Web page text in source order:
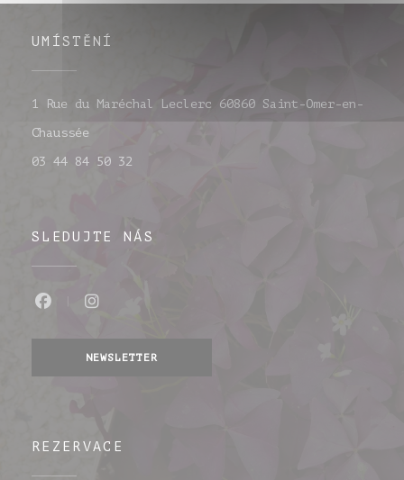
UMÍSTĚNÍ
1 Rue du Maréchal Leclerc 60860 Saint-Omer-en-
Chaussée((otevře se v novém okně))
03 44 84 50 32
SLEDUJTE NÁS
NEWSLETTER
REZERVACE